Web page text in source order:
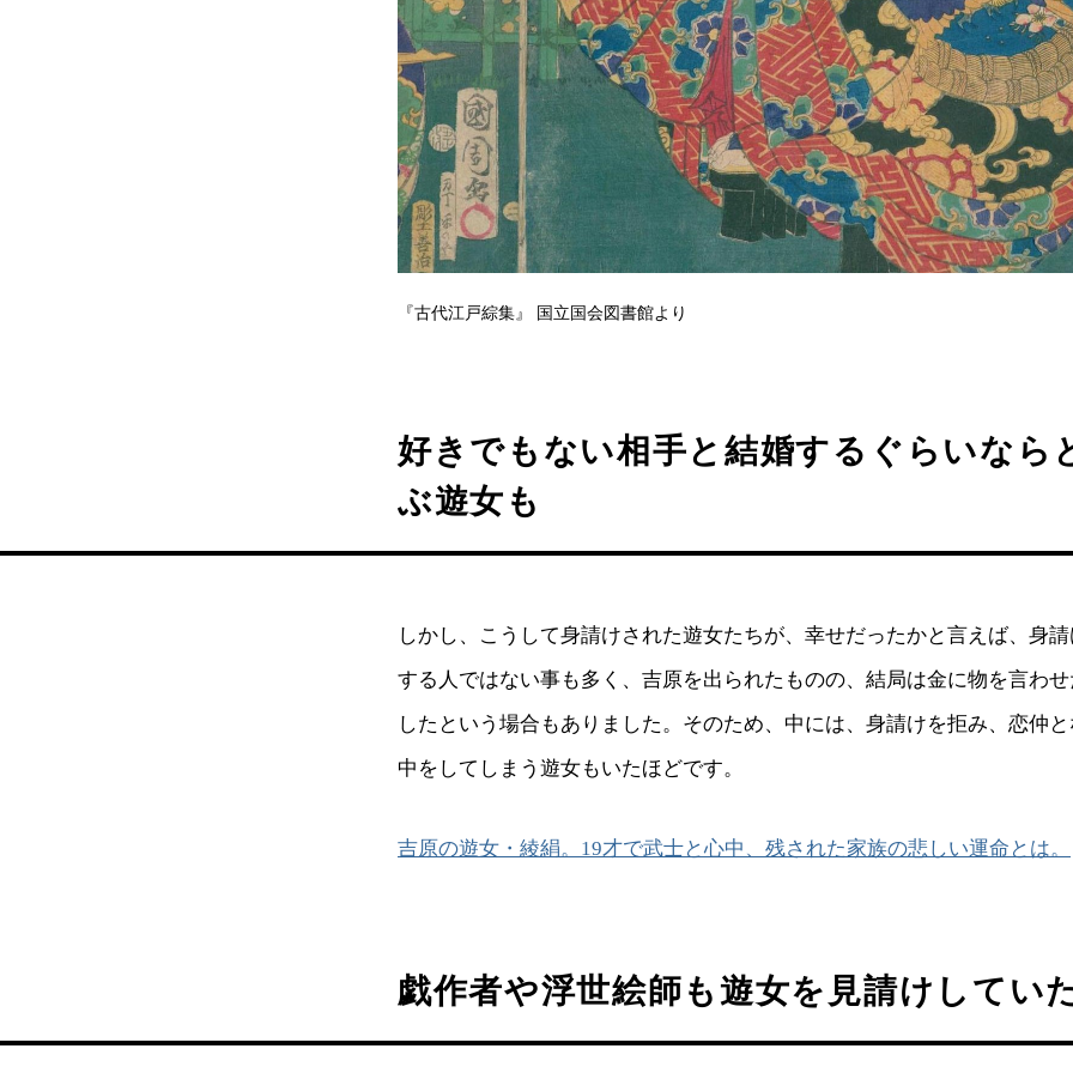
『古代江戸綜集』 国立国会図書館より
好きでもない相手と結婚するぐらいなら
ぶ遊女も
しかし、こうして身請けされた遊女たちが、幸せだったかと言えば、身
する人ではない事も多く、吉原を出られたものの、結局は金に物を言わ
したという場合もありました。そのため、中には、身請けを拒み、恋仲
中をしてしまう遊女もいたほどです。
吉原の遊女・綾絹。19才で武士と心中、残された家族の悲しい運命とは。
戯作者や浮世絵師も遊女を見請けしてい